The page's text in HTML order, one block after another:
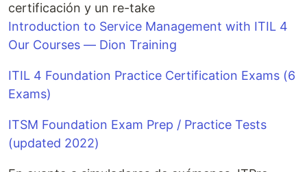
certificación y un re-take
Introduction to Service Management with ITIL 4
Our Courses — Dion Training
ITIL 4 Foundation Practice Certification Exams (6
Exams)
ITSM Foundation Exam Prep / Practice Tests
(updated 2022)